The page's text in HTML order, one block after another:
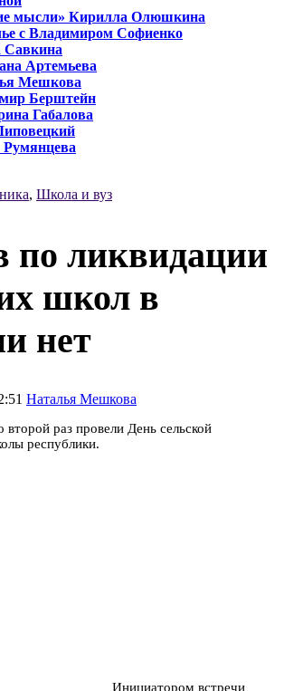
мысли» Кирилла Олюшкина
с Владимиром Софиенко
Савкина
Артемьева
Мешкова
Берштейн
Габалова
, Школа и вуз
по ликвидации
школ в
нет
Наталья Мешкова
второй раз провели День сельской
республики.
Инициатором встречи